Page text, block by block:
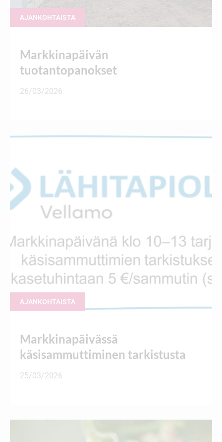
AJANKOHTAISTA
Markkinapäivän
tuotantopanokset
26/03/2026
AJANKOHTAISTA
Markkinapäivässä
käsisammuttiminen tarkistusta
25/03/2026